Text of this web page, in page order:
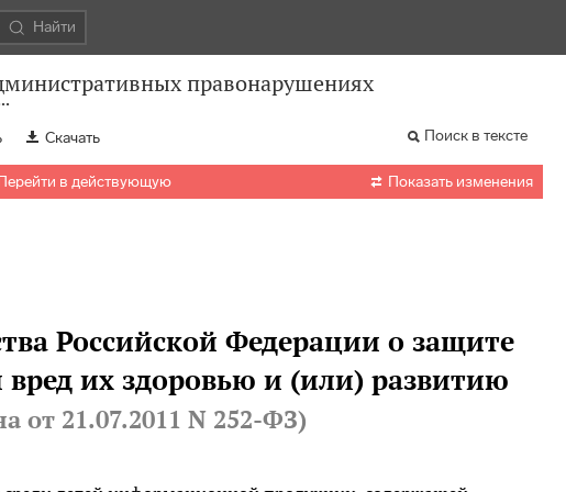
Найти
правонарушениях
Скачать Поиск в тексте
в действующую  Показать изменения
Российской Федерации о защите
их здоровью и (или) развитию
от 21.07.2011 N 252-ФЗ)